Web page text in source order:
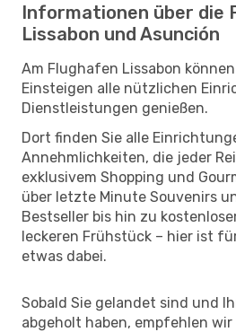
Informationen über die
Lissabon und Asunción
Am Flughafen Lissabon
Einsteigen alle nützlichen
Dienstleistungen genießen.
Dort finden Sie alle
Annehmlichkeiten, die jeder
exklusivem Shopping und
über letzte Minute Souvenirs
Bestseller bis hin zu
leckeren Frühstück – hier ist
etwas dabei.
Sobald Sie gelandet sind und
abgeholt haben, empfehlen wir